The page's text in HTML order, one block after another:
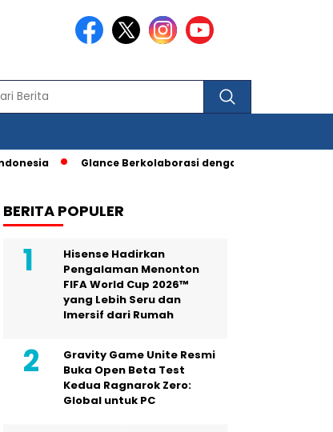
Glance Berkolaborasi dengan IAS, Berbagai Fitur
BERITA POPULER
Hisense Hadirkan
Pengalaman Menonton
FIFA World Cup 2026™
yang Lebih Seru dan
Imersif dari Rumah
Gravity Game Unite Resmi
Buka Open Beta Test
Kedua Ragnarok Zero:
Global untuk PC